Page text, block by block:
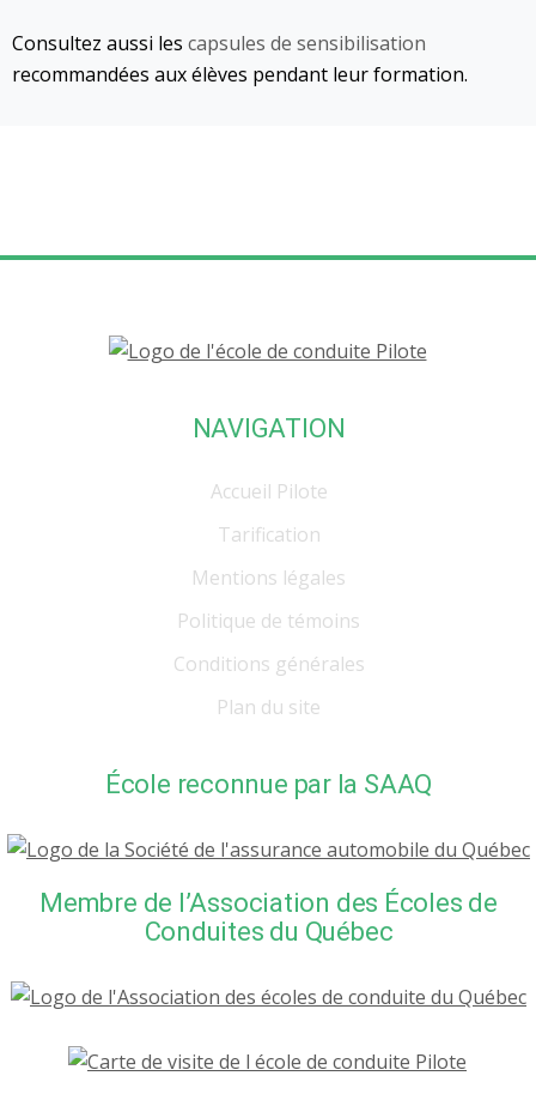
Consultez aussi les capsules de sensibilisation
recommandées aux élèves pendant leur formation.
NAVIGATION
Accueil Pilote
Tarification
Mentions légales
Politique de témoins
Conditions générales
Plan du site
École reconnue par la SAAQ
Membre de l’Association des Écoles de
Conduites du Québec